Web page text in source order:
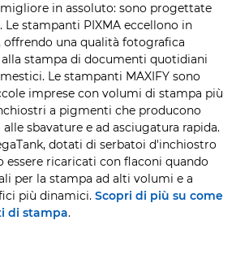
migliore in assoluto: sono progettate
Le stampanti PIXMA eccellono in
una qualità fotografica
stampa di documenti quotidiani
Le stampanti MAXIFY sono
imprese con volumi di stampa più
a pigmenti che producono
sbavature e ad asciugatura rapida.
dotati di serbatoi d'inchiostro
essere ricaricati con flaconi quando
per la stampa ad alti volumi e a
più dinamici. Scopri di più su come
di stampa.